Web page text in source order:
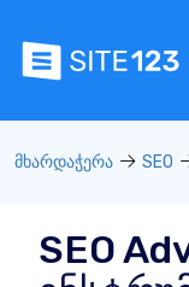
მხარდაჭერა SEO
SEO